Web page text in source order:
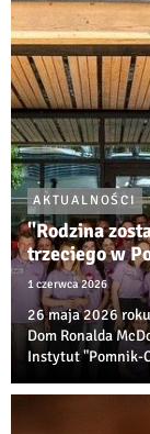
AKTUALNOŚCI
"Rodzina
trzeciego w
1 czerwca 2026
26 maja 2026
Dom Ronalda
Instytut "Pomnik-